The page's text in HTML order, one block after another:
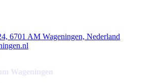
6701 AM Wageningen, Nederland
Wageningen